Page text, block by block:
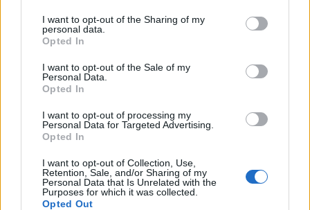
I want to opt-out of the Sharing of my
personal data.
Opted In
I want to opt-out of the Sale of my
Personal Data.
Opted In
I want to opt-out of processing my
Personal Data for Targeted Advertising.
Opted In
I want to opt-out of Collection, Use,
Retention, Sale, and/or Sharing of my
Personal Data that Is Unrelated with the
Purposes for which it was collected.
Opted Out
VAI ALLA VERSIONE CLASSICA
Il materiale (testo, foto e video) consultabile in questo portale è di nostra proprietà.
giunti da internet, in quanto arrivati alla nostra attenzione attraverso regolari
comunicati stampa con immagini e testi allegati ed autorizzati alla pubblicazione, e
quindi valutati di pubblico dominio. Se i soggetti o gli autori avessero qualcosa in
contrario alla pubblicazione, non avranno che da segnalarlo alla redazione (indirizzo
redazione@napolimagazine.com), che provvederà prontamente alla rimozione.